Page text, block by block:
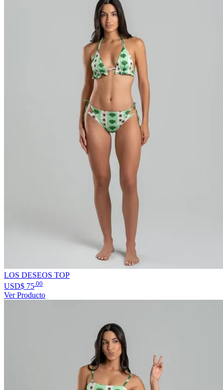
LOS DESEOS TOP
USD$ 75 .00
Ver Producto